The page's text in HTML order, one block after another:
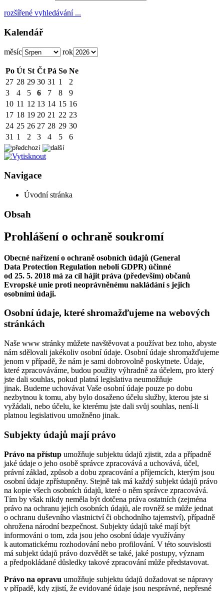
rozšířené vyhledávání ...
Kalendář
měsíc rok
Po Út St Čt Pá So Ne
27 28 29 30 31 1
2
3
4 5 6 7 8
9
10 11 12 13 14 15 16
17 18 19 20 21 22 23
24 25 26 27 28 29 30
31 1 2 3 4 5 6
Navigace
Úvodní stránka
Obsah
Prohlášení o ochraně soukromí
Obecné nařízení o ochraně osobních údajů (General
Data Protection Regulation neboli GDPR) účinné
od 25. 5. 2018 má za cíl hájit práva (především) občanů
Evropské unie proti neoprávněnému nakládání s jejich
osobními údaji.
Osobní údaje, které shromažďujeme na webových
stránkách
Naše www stránky můžete navštěvovat a používat bez toho, abyste
nám sdělovali jakékoliv osobní údaje. Osobní údaje shromažďujeme
jenom v případě, že nám je sami dobrovolně poskytnete. Údaje,
které zpracováváme, budou použity výhradně za účelem, pro který
jste dali souhlas, pokud platná legislativa neumožňuje
jinak. Budeme uchovávat Vaše osobní údaje pouze po dobu
nezbytnou k tomu, aby bylo dosaženo účelu služby, kterou jste si
vyžádali, nebo účelu, ke kterému jste dali svůj souhlas, není-li
platnou legislativou umožněno jinak.
Subjekty údajů mají právo
Právo na přístup umožňuje subjektu údajů zjistit, zda a případně
jaké údaje o jeho osobě správce zpracovává a uchovává, účel,
právní základ, způsob a dobu zpracování a příjemcích, kterým jsou
osobní údaje zpřístupněny. Stejně tak má každý subjekt údajů právo
na kopie všech osobních údajů, které o něm správce zpracovává.
Tím by však nikdy neměla být dotčena práva ostatních (zejména
právo na ochranu jejich osobních údajů, ale rovněž se může jednat
o ochranu duševního vlastnictví či obchodního tajemství), případně
ohrožena národní bezpečnost. Subjekty údajů také mají být
informováni o tom, zda jsou jeho osobní údaje využívány
k automatickému rozhodování nebo profilování. V této souvislosti
má subjekt údajů právo dozvědět se také, jaké postupy, význam
a předpokládané důsledky takové zpracování může představovat.
Právo na opravu umožňuje subjektu údajů dožadovat se nápravy
v případě, kdy zjistí, že evidované údaje jsou nesprávné, nepřesné